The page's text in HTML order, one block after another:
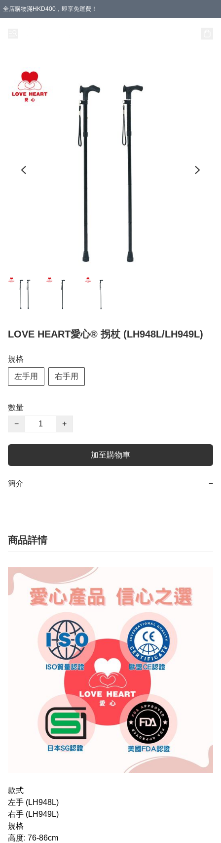
全店購物滿HKD400，即享免運費！
LOVE HEART愛心® 拐杖 (LH948L/LH949L)
規格
左手用 右手用
數量
−
+
加至購物車
簡介 −
商品詳情
款式
左手 (LH948L)
右手 (LH949L)
規格
高度: 76-86cm